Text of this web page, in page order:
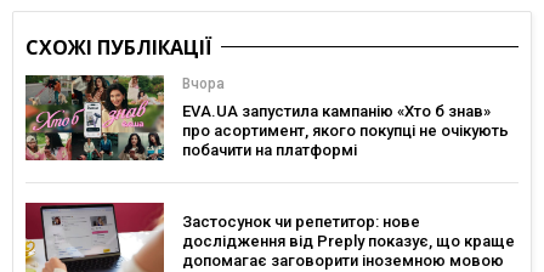
СХОЖІ ПУБЛІКАЦІЇ
Вчора
EVA.UA запустила кампанію «Хто б знав»
про асортимент, якого покупці не очікують
побачити на платформі
Застосунок чи репетитор: нове
дослідження від Preply показує, що краще
допомагає заговорити іноземною мовою